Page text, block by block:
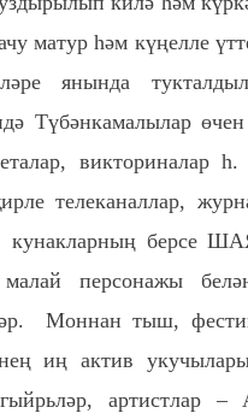
матур һәм күңелле
янында
Түбәнкамалылар
викториналар
телеканаллар,
берсе
персонажы
Моннан тыш,
иң актив
артистлар